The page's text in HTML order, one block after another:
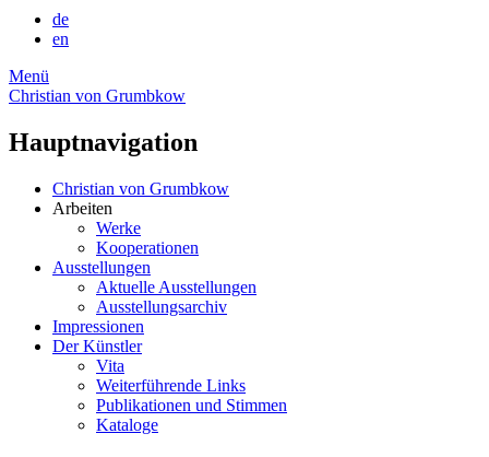
de
en
Menü
Christian von Grumbkow
Hauptnavigation
Christian von Grumbkow
Arbeiten
Werke
Kooperationen
Ausstellungen
Aktuelle Ausstellungen
Ausstellungsarchiv
Impressionen
Der Künstler
Vita
Weiterführende Links
Publikationen und Stimmen
Kataloge